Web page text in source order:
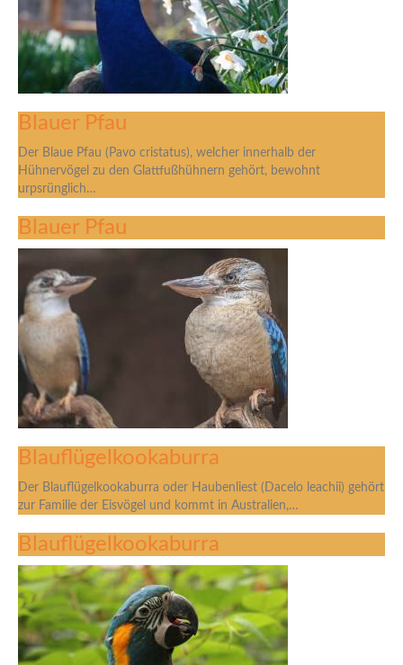
Blauer Pfau
Der Blaue Pfau (Pavo cristatus), welcher innerhalb der
Hühnervögel zu den Glattfußhühnern gehört, bewohnt
urpsrünglich…
Blauer Pfau
Blauflügelkookaburra
Der Blauflügelkookaburra oder Haubenliest (Dacelo leachii) gehört
zur Familie der Eisvögel und kommt in Australien,…
Blauflügelkookaburra